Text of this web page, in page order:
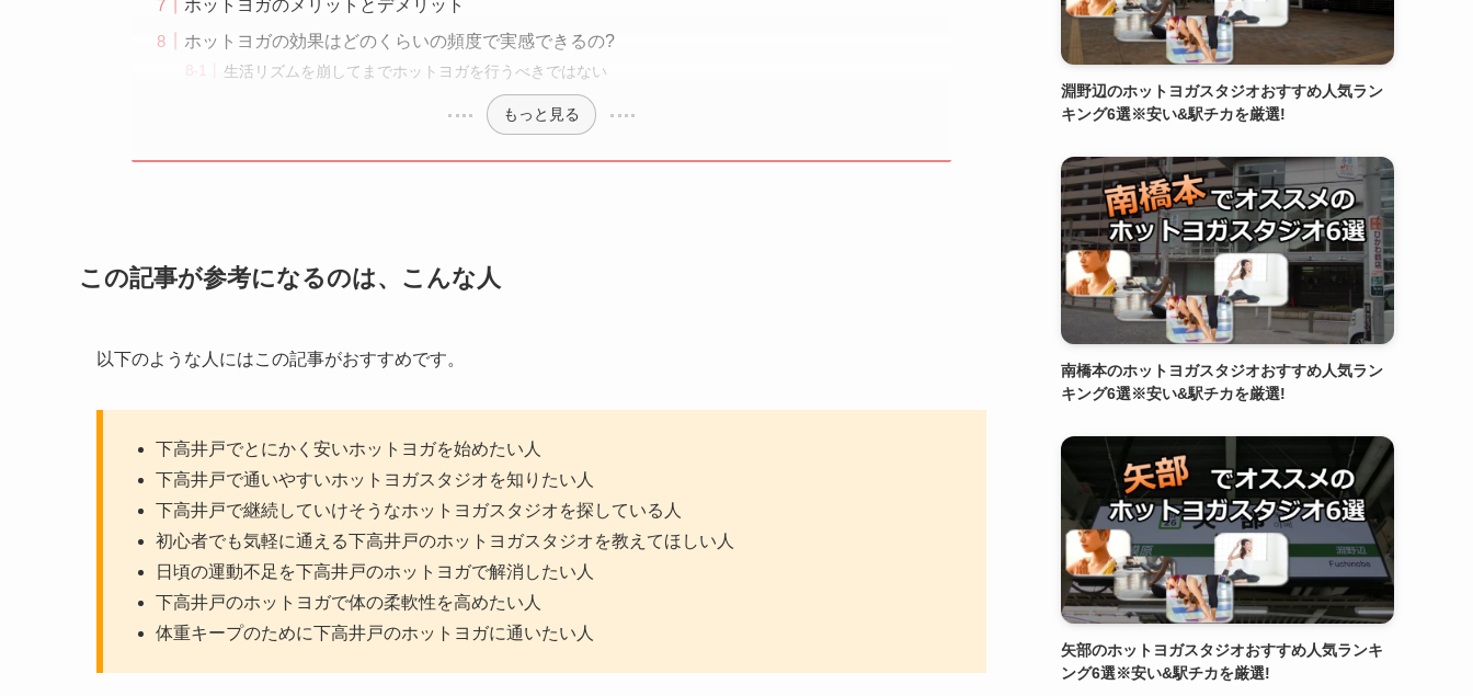
ホットヨガのメリットとデメリット
ホットヨガの効果はどのくらいの頻度で実感できるの?
生活リズムを崩してまでホットヨガを行うべきではない
もっと見る
この記事が参考になるのは、こんな人
以下のような人にはこの記事がおすすめです。
下高井戸でとにかく安いホットヨガを始めたい人
下高井戸で通いやすいホットヨガスタジオを知りたい人
下高井戸で継続していけそうなホットヨガスタジオを探している人
初心者でも気軽に通える下高井戸のホットヨガスタジオを教えてほしい人
日頃の運動不足を下高井戸のホットヨガで解消したい人
下高井戸のホットヨガで体の柔軟性を高めたい人
体重キープのために下高井戸のホットヨガに通いたい人
淵野辺のホットヨガスタジオおすすめ人気ラン
キング6選※安い&駅チカを厳選!
南橋本のホットヨガスタジオおすすめ人気ラン
キング6選※安い&駅チカを厳選!
矢部のホットヨガスタジオおすすめ人気ランキ
ング6選※安い&駅チカを厳選!